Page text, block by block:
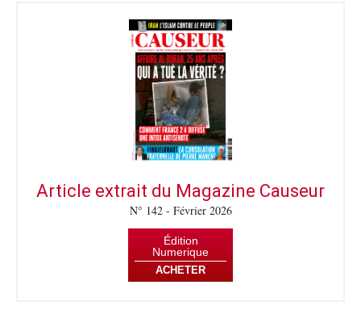
Article extrait du Magazine Causeur
N° 142 - Février 2026
Édition
Numerique
ACHETER